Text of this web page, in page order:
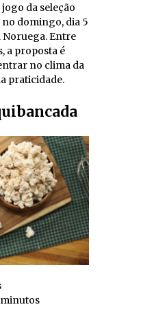
da seleção
domingo, dia 5
Noruega. Entre
a proposta é
no clima da
praticidade.